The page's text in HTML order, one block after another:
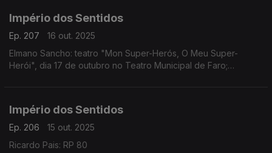
Império dos Sentidos
Ep. 207
16 out. 2025
Elmano Sancho: teatro "Mon Super-Herós, O Meu Super-
Herói", dia 17 de outubro no Teatro Municipal de Faro;
Império dos Sentidos
Ep. 206
15 out. 2025
Ricardo Pais: RP 80